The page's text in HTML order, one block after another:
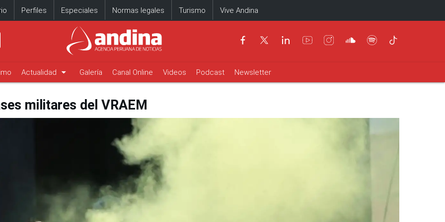
Perfiles Especiales Normas legales Turismo Vive Andina
Actualidad arrow_drop_down Galería Canal Online Videos Podcast Newsletter
militares del VRAEM